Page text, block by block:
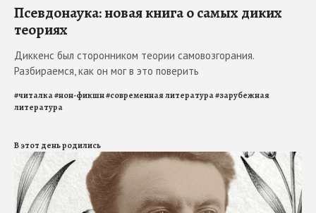
Псевдонаука: новая книга о самых диких
теориях
Диккенс был сторонником теории самовозгорания.
Разбираемся, как он мог в это поверить
#читалка#нон-фикшн#современная литература#зарубежная
литература
В этот день родились